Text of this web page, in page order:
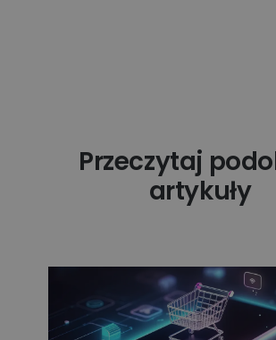
Przeczytaj
artykuły